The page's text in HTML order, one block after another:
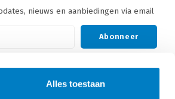
Alles toestaan
nieuws en aanbiedingen via email
Abonneer